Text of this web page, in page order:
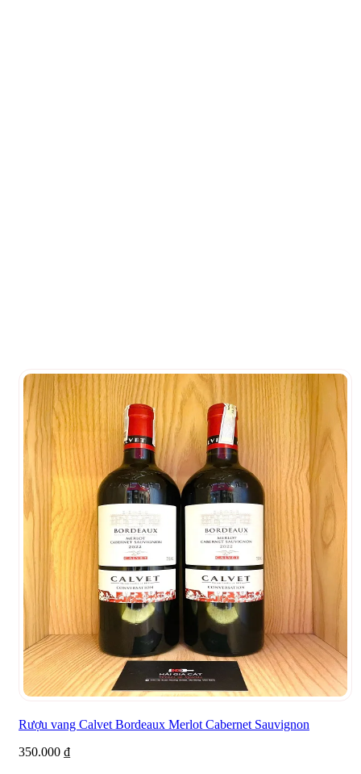
Rượu vang Calvet Bordeaux Merlot Cabernet Sauvignon
350.000 ₫